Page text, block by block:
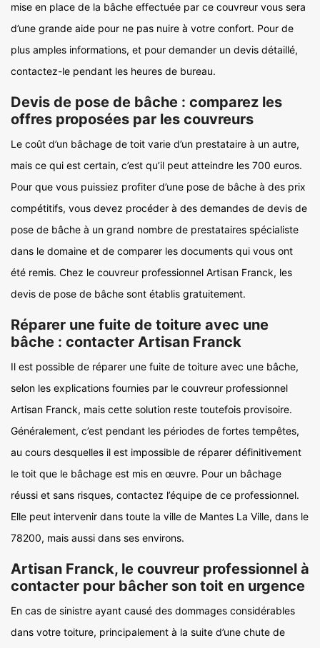
mise en place de la bâche effectuée par ce couvreur vous sera
d’une grande aide pour ne pas nuire à votre confort. Pour de
plus amples informations, et pour demander un devis détaillé,
contactez-le pendant les heures de bureau.
Devis de pose de bâche : comparez les
offres proposées par les couvreurs
Le coût d’un bâchage de toit varie d’un prestataire à un autre,
mais ce qui est certain, c’est qu’il peut atteindre les 700 euros.
Pour que vous puissiez profiter d’une pose de bâche à des prix
compétitifs, vous devez procéder à des demandes de devis de
pose de bâche à un grand nombre de prestataires spécialiste
dans le domaine et de comparer les documents qui vous ont
été remis. Chez le couvreur professionnel Artisan Franck, les
devis de pose de bâche sont établis gratuitement.
Réparer une fuite de toiture avec une
bâche : contacter Artisan Franck
Il est possible de réparer une fuite de toiture avec une bâche,
selon les explications fournies par le couvreur professionnel
Artisan Franck, mais cette solution reste toutefois provisoire.
Généralement, c’est pendant les périodes de fortes tempêtes,
au cours desquelles il est impossible de réparer définitivement
le toit que le bâchage est mis en œuvre. Pour un bâchage
réussi et sans risques, contactez l’équipe de ce professionnel.
Elle peut intervenir dans toute la ville de Mantes La Ville, dans le
78200, mais aussi dans ses environs.
Artisan Franck, le couvreur professionnel à
contacter pour bâcher son toit en urgence
En cas de sinistre ayant causé des dommages considérables
dans votre toiture, principalement à la suite d’une chute de